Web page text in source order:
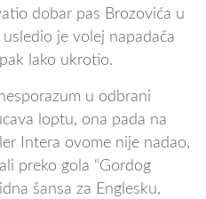
dobar pas Brozovića u
je volej napadača
lako ukrotio.
u odbrani
loptu, ona pada na
Intera ovome nije nadao,
preko gola “Gordog
šansa za Englesku,